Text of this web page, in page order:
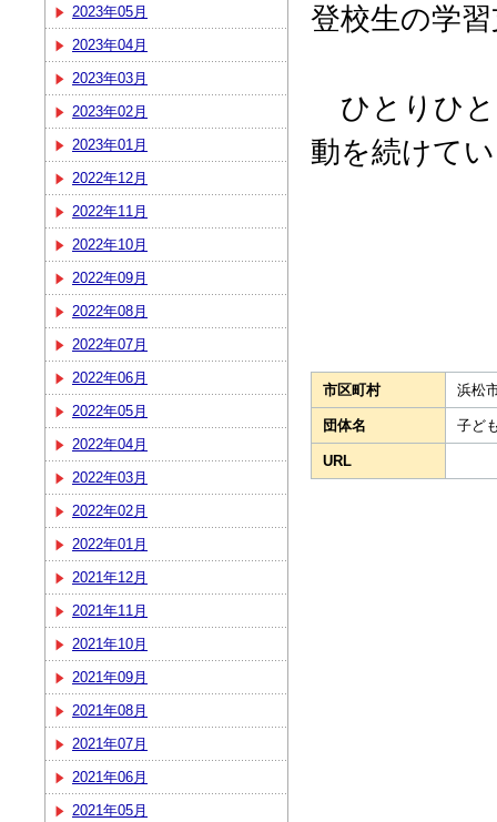
2023年05月
2023年04月
2023年03月
2023年02月
2023年01月
2022年12月
2022年11月
2022年10月
2022年09月
2022年08月
2022年07月
2022年06月
2022年05月
2022年04月
2022年03月
2022年02月
2022年01月
2021年12月
2021年11月
2021年10月
2021年09月
2021年08月
2021年07月
2021年06月
2021年05月
登校生の学
ひとりひと
動を続けて
市区町村 浜松
団体名 子ど
URL